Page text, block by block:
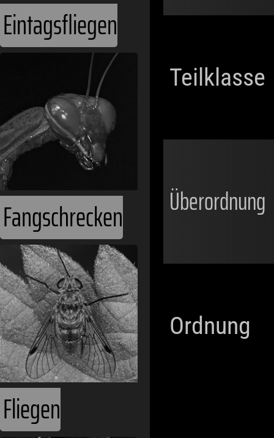
Eintagsfliegen
Fangschrecken
Fliegen
Teilklasse
Überordnung
Ordnung